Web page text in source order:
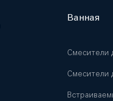
Ванная
Смесители
Смесители